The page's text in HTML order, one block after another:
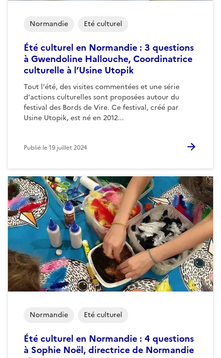
Été culturel en Normandie : 3 questions
à Gwendoline Hallouche, Coordinatrice
culturelle à l’Usine Utopik
Tout l'été, des visites commentées et une série
d'actions culturelles sont proposées autour du
festival des Bords de Vire. Ce festival, créé par
Usine Utopik, est né en 2012...
Normandie Eté culturel
Publié le19 juillet 2024
Été culturel en Normandie : 4 questions
à Sophie Noël, directrice de Normandie
Normandie Eté culturel